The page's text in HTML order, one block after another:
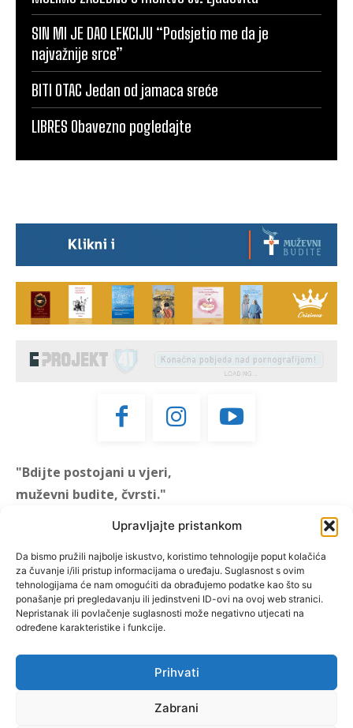
Upravljajte pristankom
Da bismo pružili najbolje iskustvo, koristimo tehnologije poput kolačića
za čuvanje i/ili pristup informacijama o uređaju. Suglasnost s ovim
tehnologijama će nam omogućiti da obrađujemo podatke kao što su
ponašanje pri pregledavanju ili jedinstveni ID-ovi na ovoj web stranici.
Nepristanak ili povlačenje suglasnosti može negativno utjecati na
određene karakteristike i funkcije.
Prihvati
Zabrani
SIN MI JE DAO LEKCIJU “Podsjetio me da je
najvažnije srce”
BITI OTAC Jedan od jamaca sreće
LIBRES Obavezno pogledajte
"Bdijte postojani u vjeri,
muževni budite, čvrsti."
"Muževni budite" prvi je
hrvatski portal za katoličke
muškarce koji pokušava
reafirmirati u današnje
vrijeme itekako narušen
biblijski koncept muževnosti,
koji pokušavamo osvijetliti iz
više aspekata, prigodnih
rubrika i poticajnih inicijativa.